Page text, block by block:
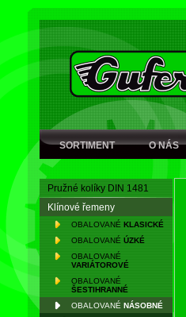
SORTIMENT O NÁS
Pružné kolíky DIN 1481
Klínové řemeny
OBALOVANÉ KLASICKÉ
OBALOVANÉ ÚZKÉ
OBALOVANÉ
VARIÁTOROVÉ
OBALOVANÉ
ŠESTIHRANNÉ
OBALOVANÉ NÁSOBNÉ